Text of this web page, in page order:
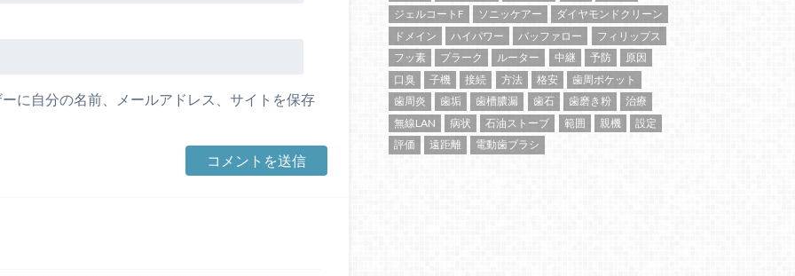
に自分の名前、メールアドレス、サイトを保存
ジェルコートF
ソニッケアー
ダイヤモンドクリーン
ドメイン
ハイパワー バッファロー
フィリップス
フッ素
プラーク ルーター 中継 予防
原因
口臭
子機 接続 方法 格安
歯周ポケット
歯周炎
歯垢 歯槽膿漏 歯石 歯磨き粉
治療
無線LAN
病状 石油ストーブ 範囲 親機
設定
評価
遠距離 電動歯ブラシ